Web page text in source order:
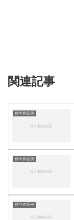
関連記事
俳句作品例
俳句作品例
俳句作品例